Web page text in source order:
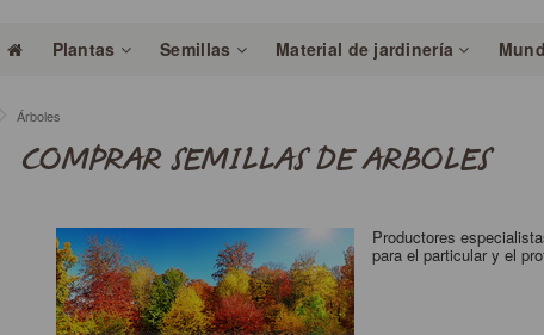
Plantas Semillas Material de jardinería
Árboles
COMPRAR SEMILLAS DE ARBOLES
Productores
para el particular y el